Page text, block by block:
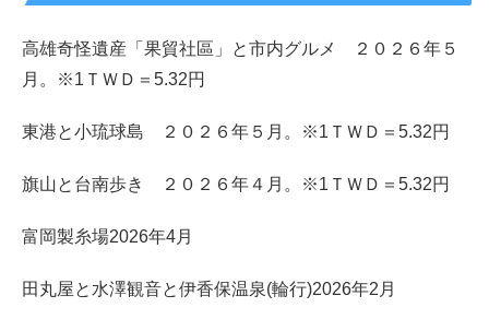
高雄奇怪遺産「果貿社區」と市内グルメ ２０２６年５
月。※1ＴＷＤ＝5.32円
東港と小琉球島 ２０２６年５月。※1ＴＷＤ＝5.32円
旗山と台南歩き ２０２６年４月。※1ＴＷＤ＝5.32円
富岡製糸場2026年4月
田丸屋と水澤観音と伊香保温泉(輪行)2026年2月